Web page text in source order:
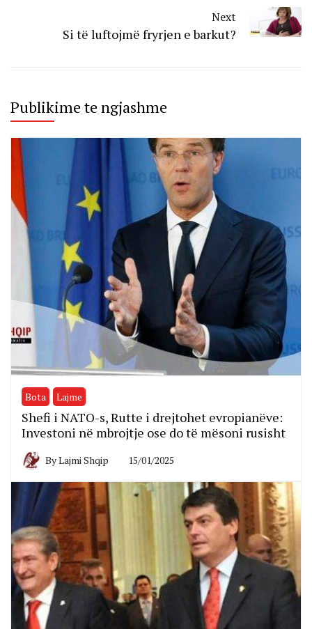
Next
Si të luftojmë fryrjen e barkut?
Publikime te ngjashme
Bota Lajme
Shefi i NATO-s, Rutte i drejtohet evropianëve:
Investoni në mbrojtje ose do të mësoni rusisht
ByLajmi Shqip 15/01/2025